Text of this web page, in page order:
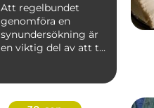
Att regelbundet
genomföra en
synundersökning är
en viktig del av att ta